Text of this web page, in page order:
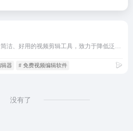
器 # 免费视频编辑软件
没有了